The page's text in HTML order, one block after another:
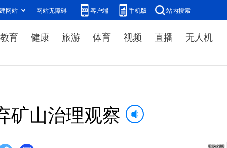
网站 网站无障碍 客户端 手机版 站内搜索
教育 健康 旅游 体育 视频 直播 无人机
山治理观察